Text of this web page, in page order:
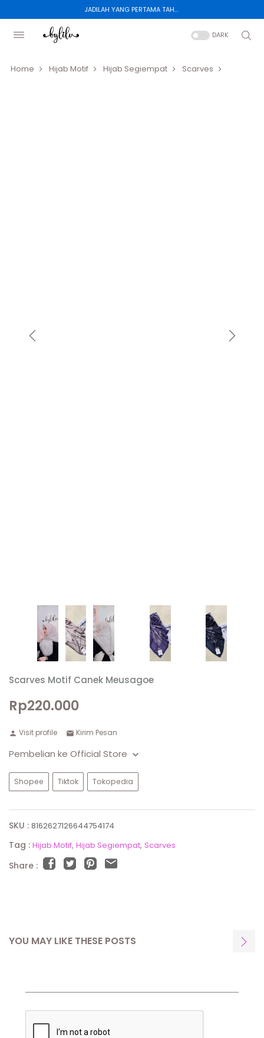
JADILAH YANG PERTAMA TAHU TENTANG KOLEKSI BARU KAMI.
DARK
Home Hijab Motif Hijab Segiempat Scarves
Scarves Motif Canek Meusagoe
Rp220.000
Visit profile Kirim Pesan
Pembelian ke Official Store
Shopee Tiktok Tokopedia
SKU : 8162627126644754174
Tag : Hijab Motif Hijab Segiempat Scarves
Share :
YOU MAY LIKE THESE POSTS